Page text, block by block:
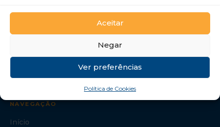
Aceitar
Negar
Ver preferências
Política de Cookies
NAVEGAÇÃO
Início